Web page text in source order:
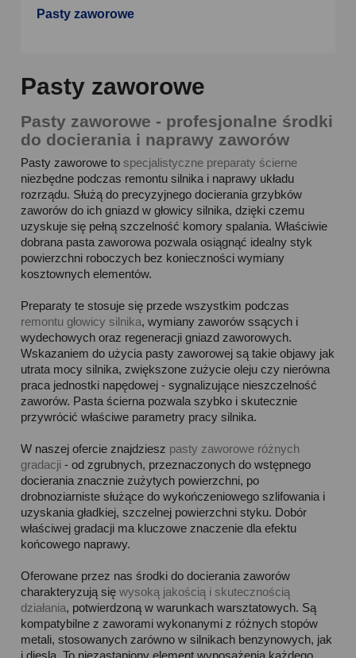
Pasty zaworowe
Pasty zaworowe
Pasty zaworowe - profesjonalne środki
do docierania i naprawy zaworów
Pasty zaworowe tospecjalistyczne preparaty ścierne
niezbędne podczas remontu silnika i naprawy układu
rozrządu. Służą do precyzyjnego docierania grzybków
zaworów do ich gniazd w głowicy silnika, dzięki czemu
uzyskuje się pełną szczelność komory spalania. Właściwie
dobrana pasta zaworowa pozwala osiągnąć idealny styk
powierzchni roboczych bez konieczności wymiany
kosztownych elementów.
Preparaty te stosuje się przede wszystkim podczas
remontu głowicy silnika, wymiany zaworów ssących i
wydechowych oraz regeneracji gniazd zaworowych.
Wskazaniem do użycia pasty zaworowej są takie objawy jak
utrata mocy silnika, zwiększone zużycie oleju czy nierówna
praca jednostki napędowej - sygnalizujące nieszczelność
zaworów. Pasta ścierna pozwala szybko i skutecznie
przywrócić właściwe parametry pracy silnika.
W naszej ofercie znajdziesz pasty zaworowe różnych
gradacji - od zgrubnych, przeznaczonych do wstępnego
docierania znacznie zużytych powierzchni, po
drobnoziarniste służące do wykończeniowego szlifowania i
uzyskania gładkiej, szczelnej powierzchni styku. Dobór
właściwej gradacji ma kluczowe znaczenie dla efektu
końcowego naprawy.
Oferowane przez nas środki do docierania zaworów
charakteryzują sięwysoką jakością i skutecznością
działania, potwierdzoną w warunkach warsztatowych. Są
kompatybilne z zaworami wykonanymi z różnych stopów
metali, stosowanych zarówno w silnikach benzynowych, jak
i diesla. To niezastąpiony element wyposażenia każdego